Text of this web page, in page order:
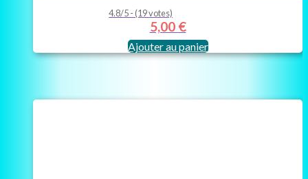
4.8/5 - (19 votes)
5,00 €
Ajouter au panier